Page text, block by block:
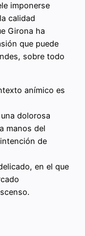
imponerse
calidad
Girona ha
que puede
sobre todo
anímico es
dolorosa
manos del
de
en el que